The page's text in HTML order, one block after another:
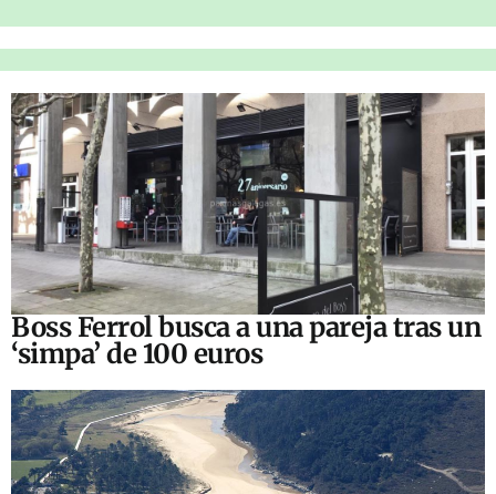
Boss Ferrol busca a una pareja tras un
‘simpa’ de 100 euros